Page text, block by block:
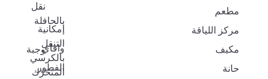
نقل
بالحافلة
مطعم
إمكانية
التنقل
بالكرسي
المتحرّك
مركز اللياقة
وافاي
مكيف
وجبة
الفطور
حانة